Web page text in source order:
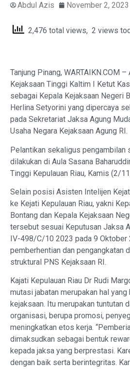
Abdul Azis November 2, 2023
2,476 total views, 2 views
Tanjung Pinang, WARTAIKN.COM
Kejaksaan Tinggi Kaltim I Ketut
sebagai Kepala Kejaksaan Negeri
Herlina Setyorini yang dipercaya
pada Sekretariat Jaksa Agung
Usaha Negara Kejaksaan Agung RI.
Pelantikan sekaligus pengambilan
dilakukan di Aula Sasana
Tinggi Kepulauan Riau, Kamis (2/
Selain posisi Asisten Intelijen
ke Kejati Kepulauan Riau, yakni
Bontang dan Kepala Kejaksaan
tersebut sesuai Keputusan Jaksa
IV-498/C/10 2023 pada 9 Oktober
pemberhentian dan pengangkatan
struktural PNS Kejaksaan RI.
Kajati Kepulauan Riau Dr Rudi
mutasi jabatan merupakan hal yang
kejaksaan. Itu merupakan tuntutan
organisasi, berupa promosi,
meningkatkan etos kerja.
dimaksudkan sebagai bentuk
kepada jaksa yang berprestasi.
dengan baik serta berintegritas.